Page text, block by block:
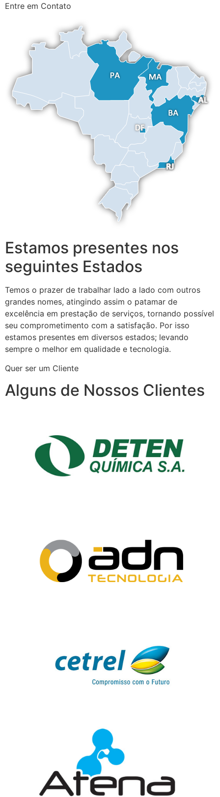
Entre em Contato
Estamos presentes nos
seguintes Estados
Temos o prazer de trabalhar lado a lado com outros
grandes nomes, atingindo assim o patamar de
excelência em prestação de serviços, tornando possível
seu comprometimento com a satisfação. Por isso
estamos presentes em diversos estados; levando
sempre o melhor em qualidade e tecnologia.
Quer ser um Cliente
Alguns de Nossos Clientes